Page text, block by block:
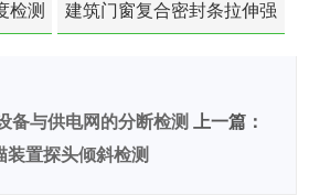
检测
建筑门窗复合密封条拉伸强
备与供电网的分断检测
上一篇：
置探头倾斜检测